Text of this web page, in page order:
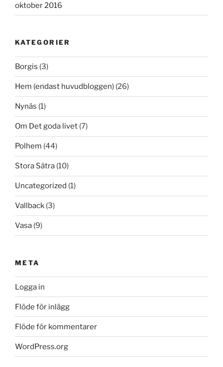
oktober 2016
KATEGORIER
Borgis (3)
Hem (endast huvudbloggen) (26)
Nynäs (1)
Om Det goda livet (7)
Polhem (44)
Stora Sätra (10)
Uncategorized (1)
Vallback (3)
Vasa (9)
META
Logga in
Flöde för inlägg
Flöde för kommentarer
WordPress.org